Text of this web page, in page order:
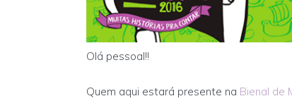
Olá pessoal!!
Quem aqui estará presente na Bienal de